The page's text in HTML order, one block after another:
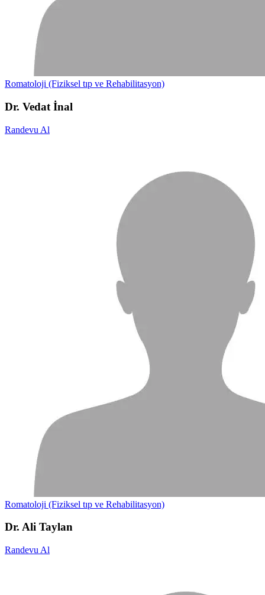
Romatoloji (Fiziksel tıp ve Rehabilitasyon)
Dr. Vedat İnal
Randevu Al
Romatoloji (Fiziksel tıp ve Rehabilitasyon)
Dr. Ali Taylan
Randevu Al